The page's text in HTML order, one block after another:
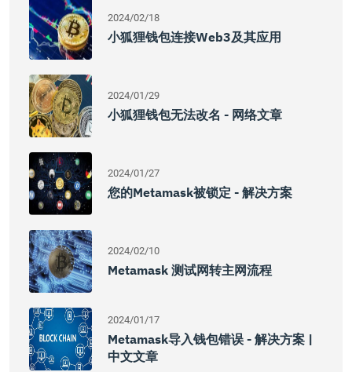
2024/02/18
小狐狸钱包连接web3及其应用
2024/01/29
小狐狸钱包无法改名 - 网络文章
2024/01/27
您的Metamask被锁定 - 解决方案
2024/02/10
Metamask 测试网转主网流程
2024/01/17
Metamask导入钱包错误 - 解决方案 |
中文文章